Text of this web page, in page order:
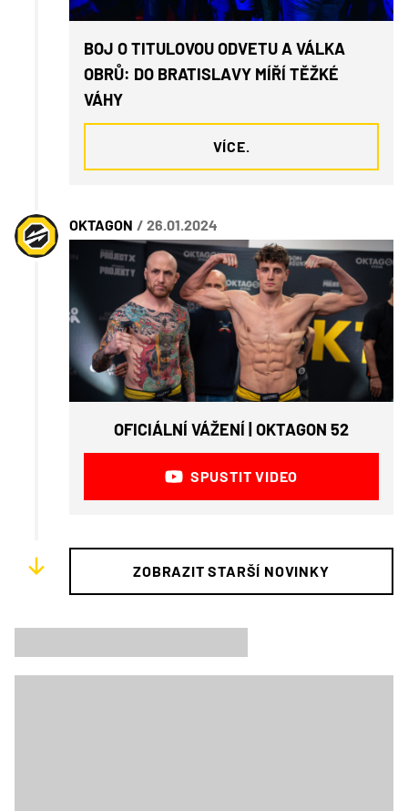
BOJ O TITULOVOU ODVETU A VÁLKA
OBRŮ: DO BRATISLAVY MÍŘÍ TĚŽKÉ
VÁHY
VÍCE.
OKTAGON / 26.01.2024
OFICIÁLNÍ VÁŽENÍ | OKTAGON 52
SPUSTIT VIDEO
ZOBRAZIT STARŠÍ NOVINKY